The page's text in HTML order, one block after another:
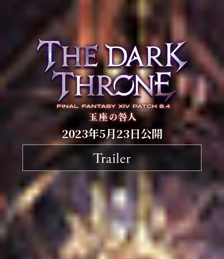
2023年5月23日公開